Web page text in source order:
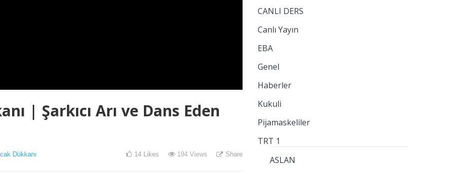
| Şarkıcı Arı ve Dans Eden
Dükkanı 14 Likes 194 Views Share
CANLI DERS
Canlı Yayın
EBA
Genel
Haberler
Kukuli
Pijamaskeliler
TRT 1
ASLAN